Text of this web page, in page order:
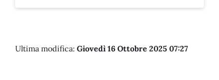
Ultima modifica: Giovedì 16 Ottobre 2025 07:27